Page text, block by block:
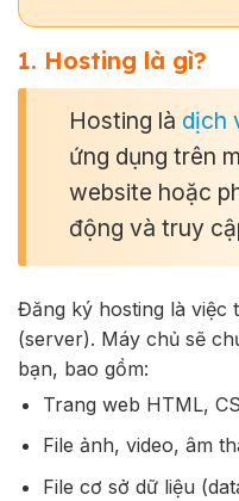
1. Hosting là gì?
Hosting là dịch
ứng dụng trên
website hoặc
động và truy
Đăng ký hosting là việc
(server). Máy chủ sẽ
bạn, bao gồm:
Trang web HTML,
File ảnh, video, âm
File cơ sở dữ liệu